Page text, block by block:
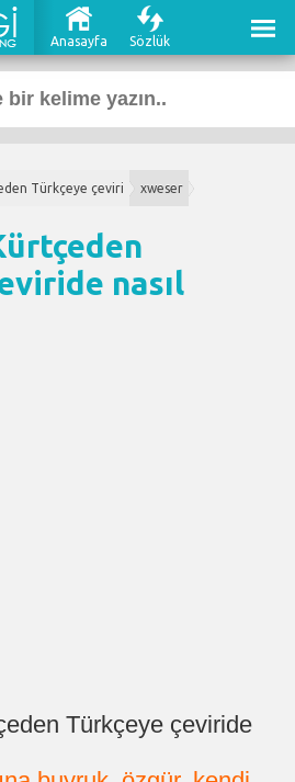
Anasayfa Sözlük
Türkçeye çeviri xweser
de nasıl
Türkçeye çeviride